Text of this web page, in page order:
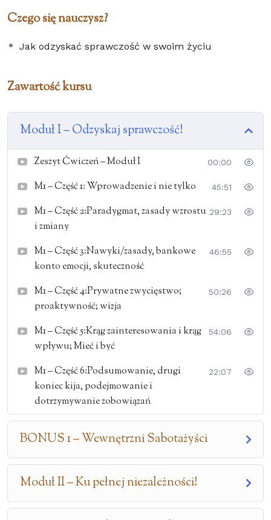
które elementy życia są rzeczywiście dla
otoczenie na “nowe”.
poprzez osiągnięcie pełnej duchowej, psychicznej,
wyższym poziom współdziałania z innymi i
osiągnąć pełną, piękną, pomnażającą
Opracowałam go na podstawie “7 nawyków
skutecznego działania” Stephen R. Coveya,
techniki pod kątem samopoznania i samorozwoju!
rozpoznania i transformacji swojego życia na wyższy
poziom – czyli praktycznie dla każdego. Czas trwania:
24 spotkania godzinne (optymalnie i minimalnie 24
tygodnie). Efekty można zauważyć już po pierwszym
spotkaniu ;).
Czego się nauczysz?
Jak odzyskać sprawczość w swoim życiu
Zawartość kursu
Moduł I – Odzyskaj sprawczość!
Zeszyt Ćwiczeń – Moduł I 00:00
M1 – Część 1: Wprowadzenie i nie tylko 45:51
M1 – Część 2:Paradygmat, zasady wzrostu
i zmiany
29:23
M1 – Część 3:Nawyki/zasady, bankowe
konto emocji, skuteczność
46:55
M1 – Część 4:Prywatne zwycięstwo;
proaktywność; wizja
50:26
M1 – Część 5:Krąg zainteresowania i krąg
wpływu; Mieć i być
54:06
M1 – Część 6:Podsumowanie, drugi
koniec kija, podejmowanie i
dotrzymywanie zobowiązań
22:07
BONUS 1 – Wewnętrzni Sabotażyści
Moduł II – Ku pełnej niezależności!